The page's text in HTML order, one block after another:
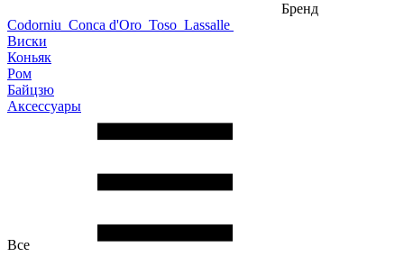
Бренд
Codorniu Conca d'Oro Toso Lassalle
Виски
Коньяк
Ром
Байцзю
Аксессуары
Все